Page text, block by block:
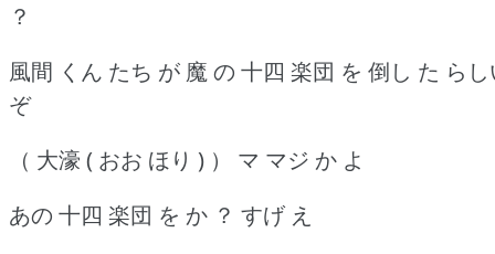
？
風間 くん たち が 魔 の 十四 楽団 を 倒し た ら
ぞ
（ 大濠 ( おお ほり ) ） マ マジ か よ
あの 十四 楽団 を か ？ すげ え